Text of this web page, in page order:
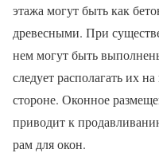
этажа могут быть как
древесными. При
нем могут быть
следует располагать их
стороне. Оконное
приводит к
рам для окон.